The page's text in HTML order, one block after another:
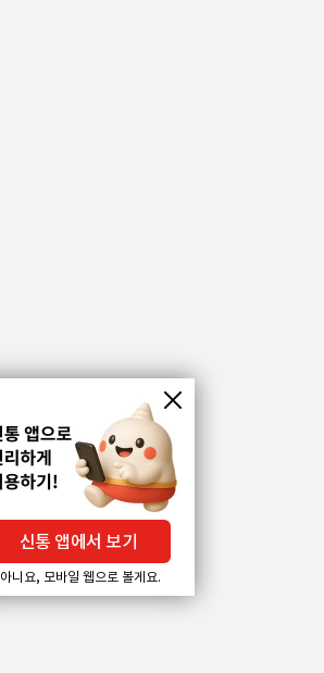
신통 앱에서 보기
아니요, 모바일 웹으로 볼게요.